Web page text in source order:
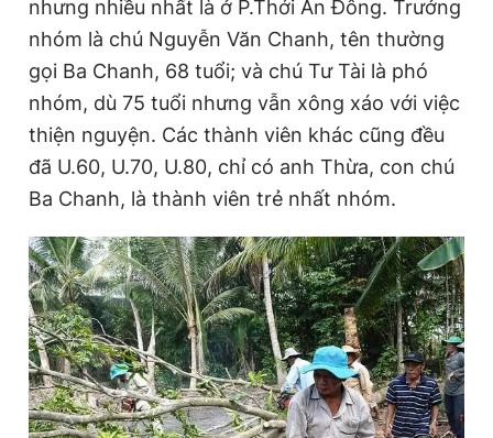
nhưng nhiều nhất là ở P.Thới An Đông. Trưởng
nhóm là chú Nguyễn Văn Chanh, tên thường
gọi Ba Chanh, 68 tuổi; và chú Tư Tài là phó
nhóm, dù 75 tuổi nhưng vẫn xông xáo với việc
thiện nguyện. Các thành viên khác cũng đều
đã U.60, U.70, U.80, chỉ có anh Thừa, con chú
Ba Chanh, là thành viên trẻ nhất nhóm.